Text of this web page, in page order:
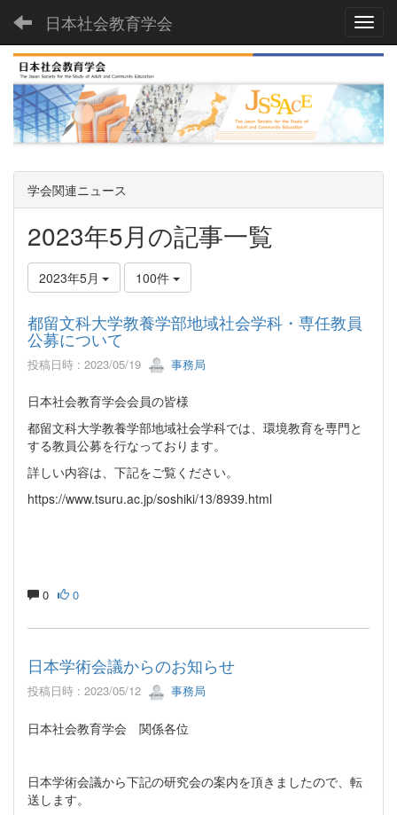
日本社会教育学会
学会関連ニュース
2023年5月の記事一覧
2023年5月 100件
都留文科大学教養学部地域社会学科・専任教員
公募について
投稿日時 : 2023/05/19 事務局
日本社会教育学会会員の皆様
都留文科大学教養学部地域社会学科では、環境教育を専門と
する教員公募を行なっております。
詳しい内容は、下記をご覧ください。
https://www.tsuru.ac.jp/soshiki/13/8939.html
0 0
日本学術会議からのお知らせ
投稿日時 : 2023/05/12 事務局
日本社会教育学会 関係各位
日本学術会議から下記の研究会の案内を頂きましたので、転
送します。